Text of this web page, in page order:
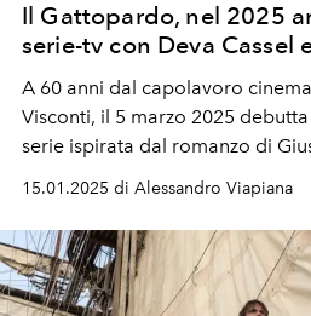
Il Gattopardo, nel 2025
serie-tv con Deva Cassel
A 60 anni dal capolavoro
Visconti, il 5 marzo 2025
serie ispirata dal romanzo di
Lampedusa. Nel cast Kim Rossi
Porcaroli, Deva Cassel e Saul
15.01.2025 di Alessandro Viapiana